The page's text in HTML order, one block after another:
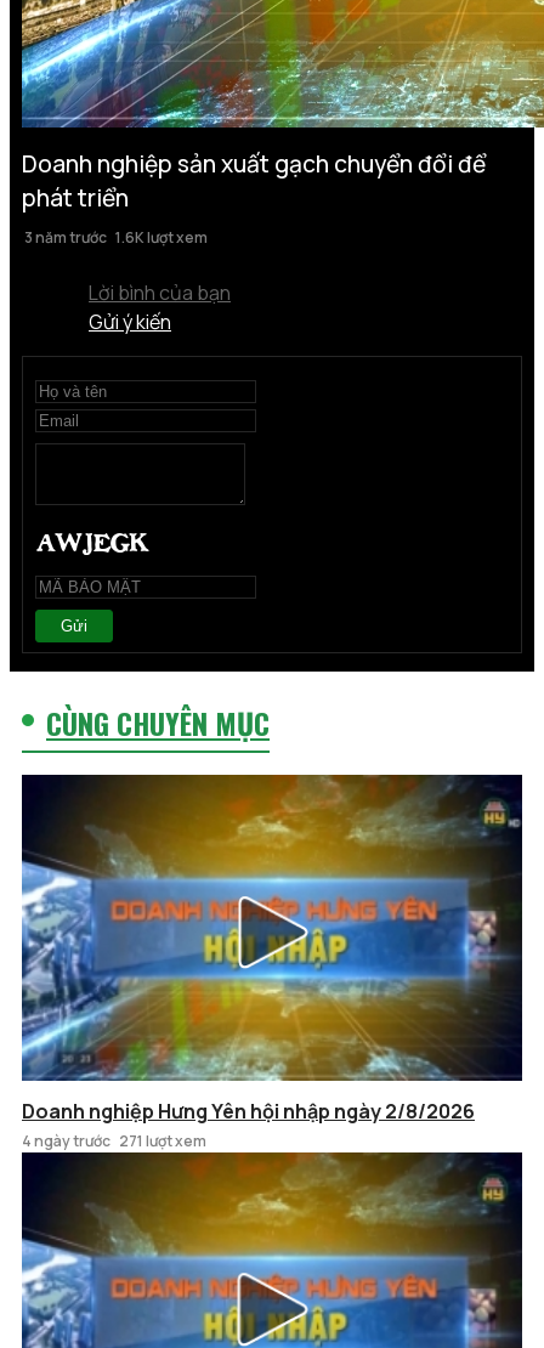
Doanh nghiệp sản xuất gạch chuyển đổi để
phát triển
3 năm trước 1.6K lượt xem
Lời bình của bạn
Gửi ý kiến
Gửi
CÙNG CHUYÊN MỤC
Doanh nghiệp Hưng Yên hội nhập ngày 2/8/2026
4 ngày trước 271 lượt xem